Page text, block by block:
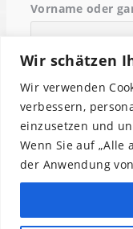
Wir schätzen
Wir verwenden
verbessern,
einzusetzen und
Wenn Sie auf „Alle
der Anwendung
Vorname oder
Email
Indem Du